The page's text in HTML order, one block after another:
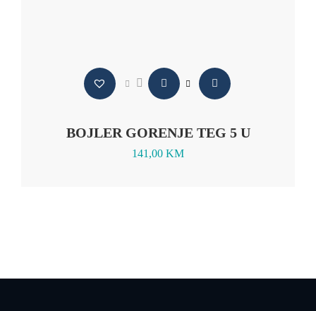
BOJLER GORENJE TEG 5 U
141,00 KM